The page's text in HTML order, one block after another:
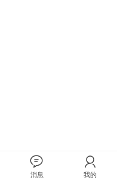
消息 我的